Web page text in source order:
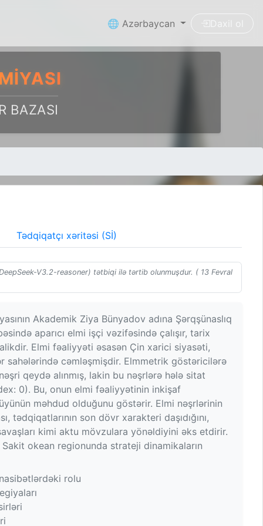
🌐 Azərbaycan Daxil ol
BAZASI
Tədqiqatçı xəritəsi (Sİ)
V3.2-reasoner) tətbiqi ilə tərtib olunmuşdur. ( 13 Fevral
Akademik Ziya Bünyadov adına Şərqşünaslıq
aparıcı elmi işçi vəzifəsində çalışır, tarix
Elmi fəaliyyəti əsasən Çin xarici siyasəti,
sahələrində cəmləşmişdir. Elmmetrik göstəricilərə
qeydə alınmış, lakin bu nəşrlərə hələ sitat
0). Bu, onun elmi fəaliyyətinin inkişaf
məhdud olduğunu göstərir. Elmi nəşrlərinin
tədqiqatlarının son dövr xarakteri daşıdığını,
kimi aktu mövzulara yönəldiyini əks etdirir.
okean regionunda strateji dinamikaların
rolu